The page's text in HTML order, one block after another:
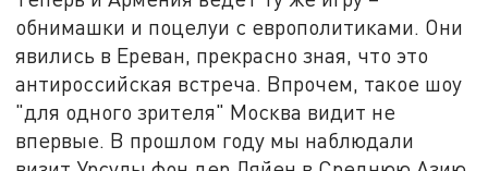
обнимашки и поцелуи с европолитиками. Они
явились в Ереван, прекрасно зная, что это
антироссийская встреча. Впрочем, такое шоу
"для одного зрителя" Москва видит не
впервые. В прошлом году мы наблюдали